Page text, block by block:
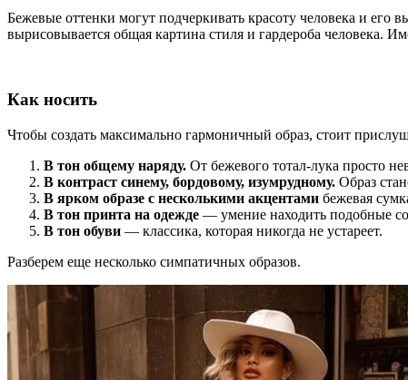
Бежевые оттенки могут подчеркивать красоту человека и его
вырисовывается общая картина стиля и гардероба человека.
Как носить
Чтобы создать максимально гармоничный образ, стоит
В тон общему наряду. От бежевого тотал-лука просто
В контраст синему, бордовому, изумрудному. Образ
В ярком образе с несколькими акцентами бежевая
В тон принта на одежде — умение находить подобные
В тон обуви — классика, которая никогда не устареет.
Разберем еще несколько симпатичных образов.